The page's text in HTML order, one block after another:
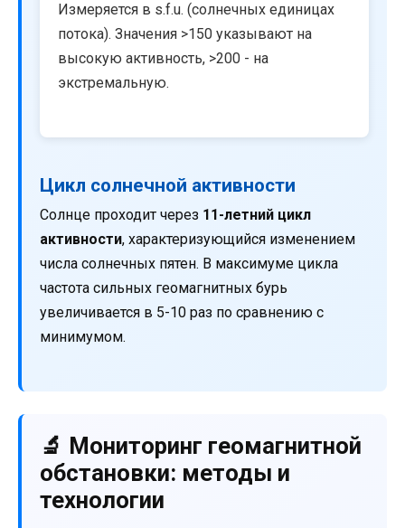
Измеряется в s.f.u. (солнечных единицах
потока). Значения >150 указывают на
высокую активность, >200 - на
экстремальную.
Цикл солнечной активности
Солнце проходит через 11-летний цикл
активности, характеризующийся изменением
числа солнечных пятен. В максимуме цикла
частота сильных геомагнитных бурь
увеличивается в 5-10 раз по сравнению с
минимумом.
🔬 Мониторинг геомагнитной
обстановки: методы и
технологии